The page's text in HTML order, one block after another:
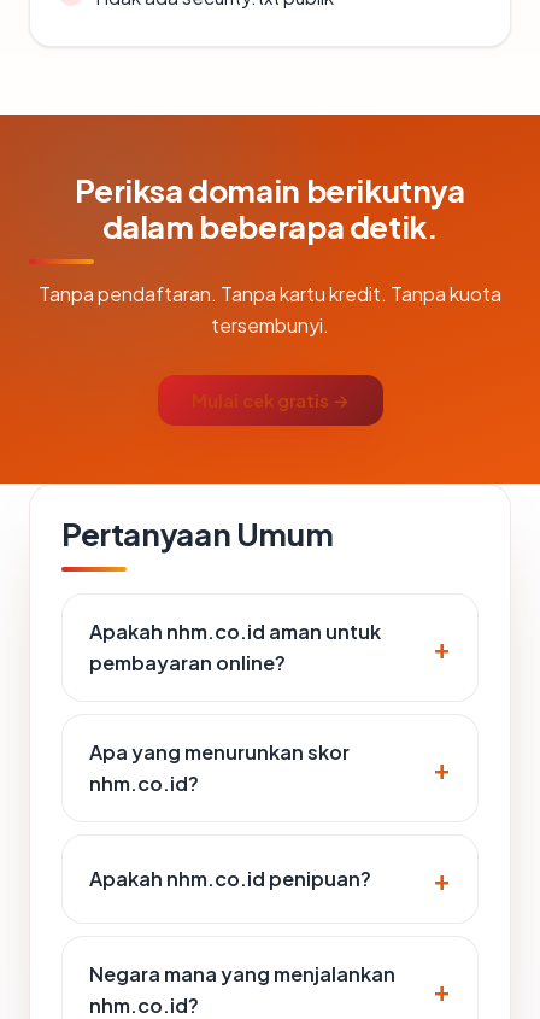
Periksa domain berikutnya
dalam beberapa detik.
Tanpa pendaftaran. Tanpa kartu kredit. Tanpa kuota
tersembunyi.
Mulai cek gratis →
Pertanyaan Umum
Apakah nhm.co.id aman untuk
pembayaran online?
Apa yang menurunkan skor
nhm.co.id?
Apakah nhm.co.id penipuan?
Negara mana yang menjalankan
nhm.co.id?